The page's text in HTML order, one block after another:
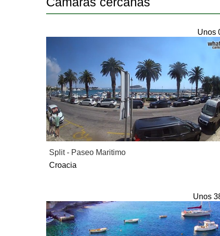
Unos
Split - Paseo Maritimo
Croacia
Unos